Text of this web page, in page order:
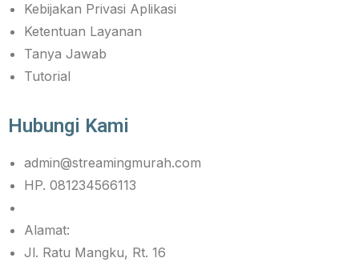
Kebijakan Privasi Aplikasi
Ketentuan Layanan
Tanya Jawab
Tutorial
Hubungi Kami
admin@streamingmurah.com
HP. 081234566113
Alamat:
Jl. Ratu Mangku, Rt. 16